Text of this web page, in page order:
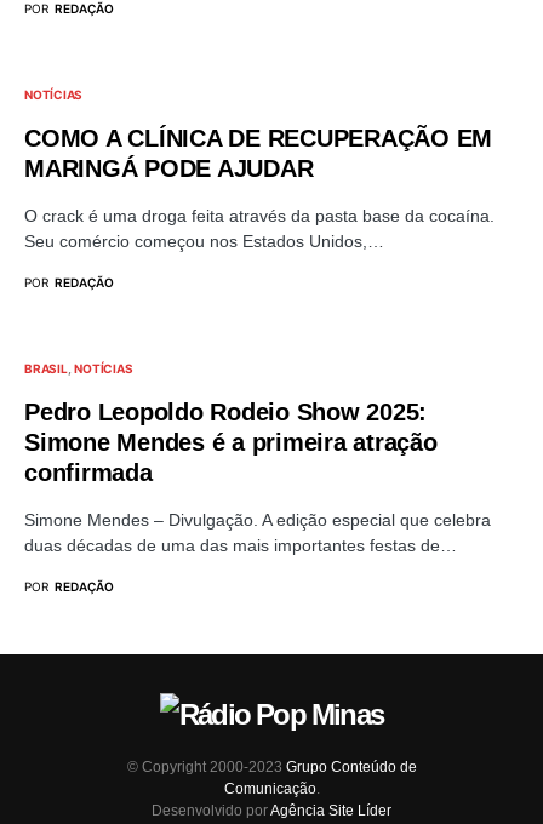
POR REDAÇÃO
NOTÍCIAS
COMO A CLÍNICA DE RECUPERAÇÃO EM
MARINGÁ PODE AJUDAR
O crack é uma droga feita através da pasta base da cocaína.
Seu comércio começou nos Estados Unidos,…
POR REDAÇÃO
BRASIL NOTÍCIAS
Pedro Leopoldo Rodeio Show 2025:
Simone Mendes é a primeira atração
confirmada
Simone Mendes – Divulgação. A edição especial que celebra
duas décadas de uma das mais importantes festas de…
POR REDAÇÃO
© Copyright 2000-2023 Grupo Conteúdo de
Comunicação.
Desenvolvido porAgência Site Líder